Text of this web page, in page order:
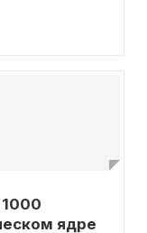
ядре